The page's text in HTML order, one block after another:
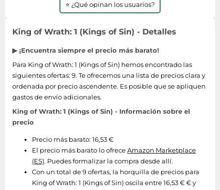
⭐ ¿Qué opinan los usuarios?
King of Wrath: 1 (Kings of Sin) - Detalles
▶ ¡Encuentra siempre el precio más barato!
Para King of Wrath: 1 (Kings of Sin) hemos encontrado las
siguientes ofertas: 9. Te ofrecemos una lista de precios clara y
ordenada por precio ascendente. Es posible que se apliquen
gastos de envío adicionales.
King of Wrath: 1 (Kings of Sin) - Información sobre el
precio
Precio más barato: 16,53 €
El precio más barato lo ofreceAmazon Marketplace
(ES). Puedes formalizar la compra desde allí.
Con un total de 9 ofertas, la horquilla de precios para
King of Wrath: 1 (Kings of Sin) oscila entre 16,53 € € y